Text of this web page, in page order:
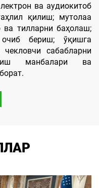
ва аудиокитоб
қилиш; мутолаа
тилларни баҳолаш;
бериш; ўқишга
сабабларни
манбалари ва